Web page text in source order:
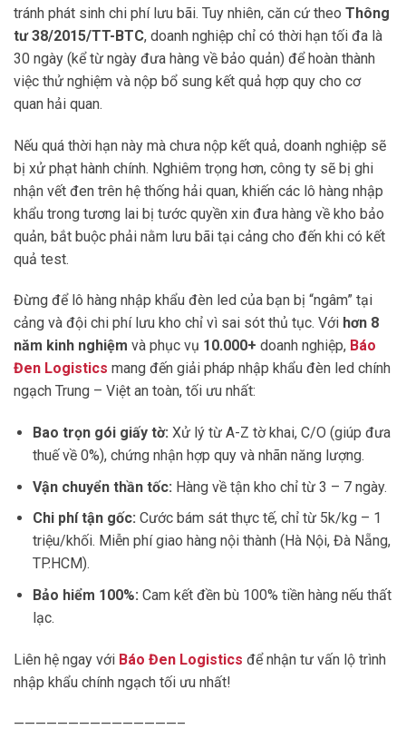
tránh phát sinh chi phí lưu bãi. Tuy nhiên, căn cứ theo Thông
tư 38/2015/TT-BTC, doanh nghiệp chỉ có thời hạn tối đa là
30 ngày (kể từ ngày đưa hàng về bảo quản) để hoàn thành
việc thử nghiệm và nộp bổ sung kết quả hợp quy cho cơ
quan hải quan.
Nếu quá thời hạn này mà chưa nộp kết quả, doanh nghiệp sẽ
bị xử phạt hành chính. Nghiêm trọng hơn, công ty sẽ bị ghi
nhận vết đen trên hệ thống hải quan, khiến các lô hàng nhập
khẩu trong tương lai bị tước quyền xin đưa hàng về kho bảo
quản, bắt buộc phải nằm lưu bãi tại cảng cho đến khi có kết
quả test.
Đừng để lô hàng nhập khẩu đèn led của bạn bị “ngâm” tại
cảng và đội chi phí lưu kho chỉ vì sai sót thủ tục. Với hơn 8
năm kinh nghiệm và phục vụ 10.000+ doanh nghiệp, Báo
Đen Logistics mang đến giải pháp nhập khẩu đèn led chính
ngạch Trung – Việt an toàn, tối ưu nhất:
Bao trọn gói giấy tờ: Xử lý từ A-Z tờ khai, C/O (giúp đưa
thuế về 0%), chứng nhận hợp quy và nhãn năng lượng.
Vận chuyển thần tốc: Hàng về tận kho chỉ từ 3 – 7 ngày.
Chi phí tận gốc: Cước bám sát thực tế, chỉ từ 5k/kg – 1
triệu/khối. Miễn phí giao hàng nội thành (Hà Nội, Đà Nẵng,
TP.HCM).
Bảo hiểm 100%: Cam kết đền bù 100% tiền hàng nếu thất
lạc.
Liên hệ ngay với Báo Đen Logistics để nhận tư vấn lộ trình
nhập khẩu chính ngạch tối ưu nhất!
———————————————–